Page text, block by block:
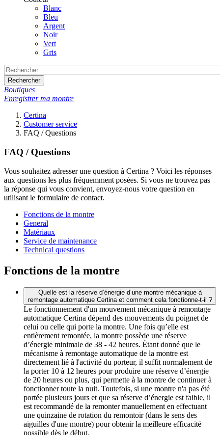
Blanc
Bleu
Argent
Noir
Vert
Gris
Rechercher
Boutiques
Enregistrer ma montre
Certina
Customer service
FAQ / Questions
FAQ / Questions
Vous souhaitez adresser une question à Certina ? Voici les réponses
aux questions les plus fréquemment posées. Si vous ne trouvez pas
la réponse qui vous convient, envoyez-nous votre question en
utilisant le formulaire de contact.
Fonctions de la montre
General
Matériaux
Service de maintenance
Technical questions
Fonctions de la montre
Quelle est la réserve d’énergie d’une montre mécanique à
remontage automatique Certina et comment cela fonctionne-t-il ?
Le fonctionnement d'un mouvement mécanique à remontage
automatique Certina dépend des mouvements du poignet de
celui ou celle qui porte la montre. Une fois qu’elle est
entièrement remontée, la montre possède une réserve
d’énergie minimale de 38 - 42 heures. Étant donné que le
mécanisme à remontage automatique de la montre est
directement lié à l'activité du porteur, il suffit normalement de
la porter 10 à 12 heures pour produire une réserve d’énergie
de 20 heures ou plus, qui permette à la montre de continuer à
fonctionner toute la nuit. Toutefois, si une montre n'a pas été
portée plusieurs jours et que sa réserve d’énergie est faible, il
est recommandé de la remonter manuellement en effectuant
une quinzaine de rotation du remontoir (dans le sens des
aiguilles d'une montre) pour obtenir la meilleure efficacité
possible dès le début.